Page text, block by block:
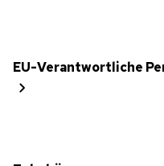
EU-Verantwortliche